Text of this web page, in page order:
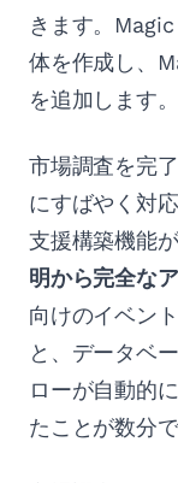
きます。
体を作成し、
を追加します。
市場調査を完
にすばやく対
支援構築機能
明から完全な
向けのイベン
と、データベ
ローが自動的
たことが数分